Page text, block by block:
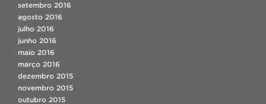
setembro 2016
agosto 2016
julho 2016
junho 2016
maio 2016
março 2016
dezembro 2015
novembro 2015
outubro 2015